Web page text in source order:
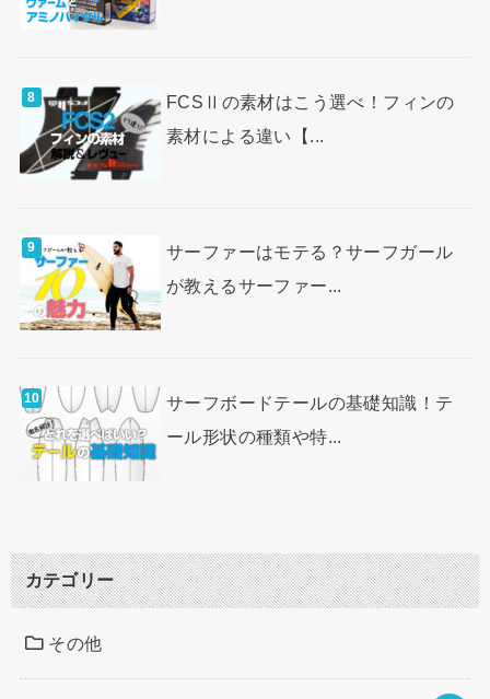
FCSⅡの素材はこう選べ！フィンの
素材による違い【...
サーファーはモテる？サーフガール
が教えるサーファー...
サーフボードテールの基礎知識！テ
ール形状の種類や特...
カテゴリー
その他